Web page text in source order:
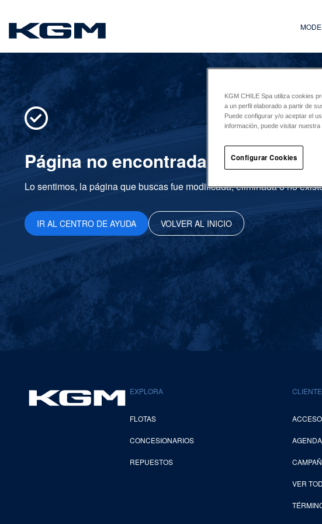
SsangYong
Página no encontrada
Lo sentimos, la página que buscas fue modificada, eliminada o no
IR AL CENTRO DE AYUDA VOLVER AL INICIO
EXPLORA
FLOTAS
CONCESIONARIOS
REPUESTOS
VER
KGM CHILE Spa utiliza cookies
a un perfil elaborado a partir de
Puede configurar y/o aceptar el
información, puede visitar nuestra
Configurar Cookies